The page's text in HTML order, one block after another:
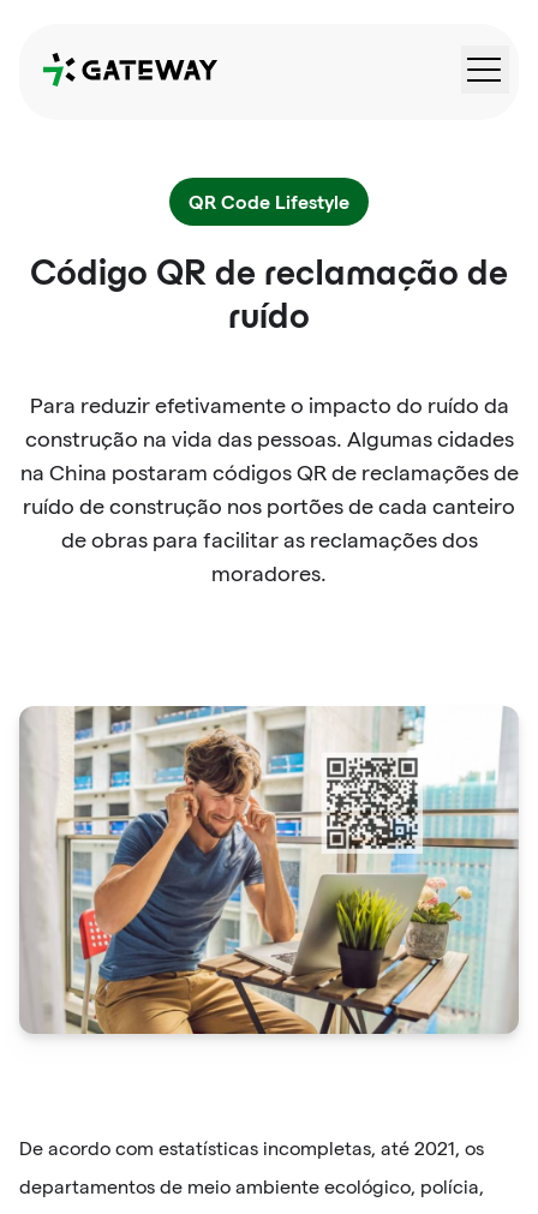
QRGateway
QR Code Lifestyle
Código QR de reclamação de
ruído
Para reduzir efetivamente o impacto do ruído da
construção na vida das pessoas. Algumas cidades
na China postaram códigos QR de reclamações de
ruído de construção nos portões de cada canteiro
de obras para facilitar as reclamações dos
moradores.
De acordo com estatísticas incompletas, até 2021, os
departamentos de meio ambiente ecológico, polícia,